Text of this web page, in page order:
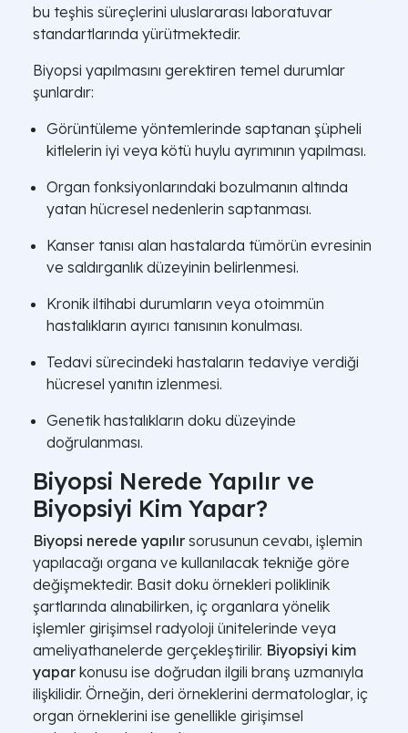
bu teşhis süreçlerini uluslararası laboratuvar
standartlarında yürütmektedir.
Biyopsi yapılmasını gerektiren temel durumlar
şunlardır:
Görüntüleme yöntemlerinde saptanan şüpheli
kitlelerin iyi veya kötü huylu ayrımının yapılması.
Organ fonksiyonlarındaki bozulmanın altında
yatan hücresel nedenlerin saptanması.
Kanser tanısı alan hastalarda tümörün evresinin
ve saldırganlık düzeyinin belirlenmesi.
Kronik iltihabi durumların veya otoimmün
hastalıkların ayırıcı tanısının konulması.
Tedavi sürecindeki hastaların tedaviye verdiği
hücresel yanıtın izlenmesi.
Genetik hastalıkların doku düzeyinde
doğrulanması.
Biyopsi Nerede Yapılır ve
Biyopsiyi Kim Yapar?
Biyopsi nerede yapılır sorusunun cevabı, işlemin
yapılacağı organa ve kullanılacak tekniğe göre
değişmektedir. Basit doku örnekleri poliklinik
şartlarında alınabilirken, iç organlara yönelik
işlemler girişimsel radyoloji ünitelerinde veya
ameliyathanelerde gerçekleştirilir. Biyopsiyi kim
yapar konusu ise doğrudan ilgili branş uzmanıyla
ilişkilidir. Örneğin, deri örneklerini dermatologlar, iç
organ örneklerini ise genellikle girişimsel